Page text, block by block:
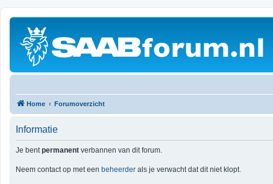
Home Forumoverzicht
Informatie
Je bentpermanent verbannen van dit forum.
Neem contact op met een beheerder als je verwacht dat dit niet klopt.